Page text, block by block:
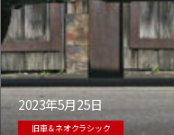
2023年5月25日
旧車＆ネオクラシック